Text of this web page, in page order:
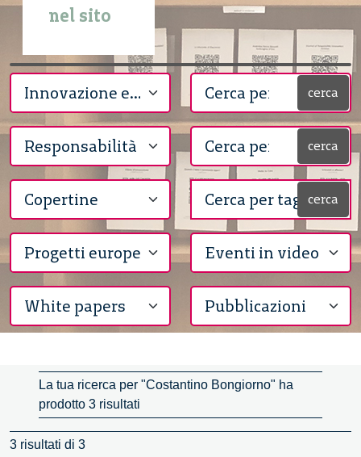
nel sito
cerca
cerca
cerca
La tua ricerca per "Costantino Bongiorno" ha
prodotto 3 risultati
3 risultati di 3